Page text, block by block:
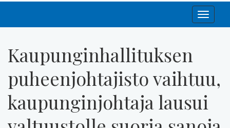
Toggle
Kaupunginhallituksen
puheenjohtajisto vaihtuu,
kaupunginjohtaja lausui